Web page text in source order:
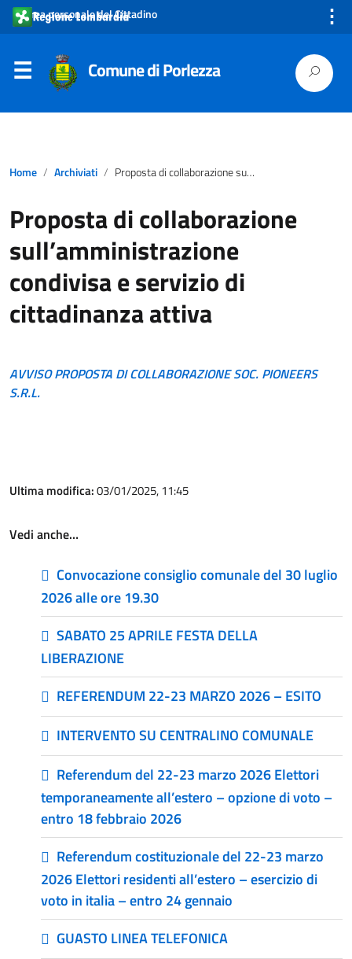
Area personale del Cittadino ⋮
Comune di Porlezza
Home Archiviati Proposta di collaborazione sull’amministrazione condivisa e servizio di cittadinanza attiva
Proposta di collaborazione
sull’amministrazione
condivisa e servizio di
cittadinanza attiva
AVVISO PROPOSTA DI COLLABORAZIONE SOC. PIONEERS
S.R.L.
Ultima modifica:03/01/2025, 11:45
Vedi anche…
Convocazione consiglio comunale del 30 luglio
2026 alle ore 19.30
SABATO 25 APRILE FESTA DELLA
LIBERAZIONE
REFERENDUM 22-23 MARZO 2026 – ESITO
INTERVENTO SU CENTRALINO COMUNALE
Referendum del 22-23 marzo 2026 Elettori
temporaneamente all’estero – opzione di voto –
entro 18 febbraio 2026
Referendum costituzionale del 22-23 marzo
2026 Elettori residenti all’estero – esercizio di
voto in italia – entro 24 gennaio
GUASTO LINEA TELEFONICA